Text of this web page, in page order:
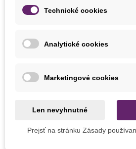
Balenie cibuľovín
Ako balíme cibuľoviny?
Každý druh cibuliek je označený
postupom na pestovanie.
Technické cookies
Analytické cookies
Marketingové cookies
Len nevyhnutné
Prejsť na stránku Zásady